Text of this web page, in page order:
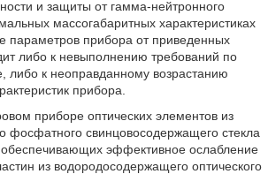
и защиты от гамма-нейтронного
массогабаритных характеристиках
параметров прибора от приведенных
либо к невыполнению требований по
либо к неоправданному возрастанию
прибора.
приборе оптических элементов из
фосфатного свинцовосодержащего стекла
эффективное ослабление
из водородосодержащего оптического